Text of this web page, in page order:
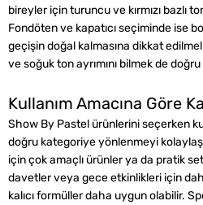
bireyler için turuncu ve kırmızı bazlı
Fondöten ve kapatıcı seçiminde ise
geçişin doğal kalmasına dikkat
ve soğuk ton ayrımını bilmek de
Kullanım Amacına Göre
Show By Pastel ürünlerini seçerken
doğru kategoriye yönlenmeyi
için çok amaçlı ürünler ya da pratik
davetler veya gece etkinlikleri için
kalıcı formüller daha uygun olabilir.